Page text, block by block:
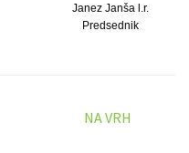
Janez Janša l.r.
Predsednik
NA VRH